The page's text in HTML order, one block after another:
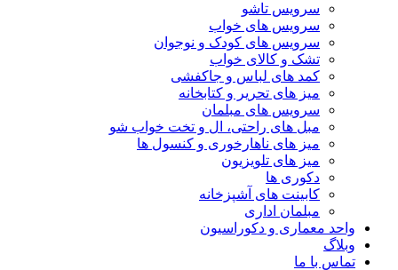
سرویس تاشو
سرویس های خواب
سرویس های کودک و نوجوان
تشک و کالای خواب
کمد های لباس و جاکفشی
میز های تحریر و کتابخانه
سرویس های مبلمان
مبل های راحتی، ال و تخت خواب شو
میز های ناهارخوری و کنسول ها
میز های تلویزیون
دکوری ها
کابینت های آشپزخانه
مبلمان اداری
واحد معماری و دکوراسیون
وبلاگ
تماس با ما